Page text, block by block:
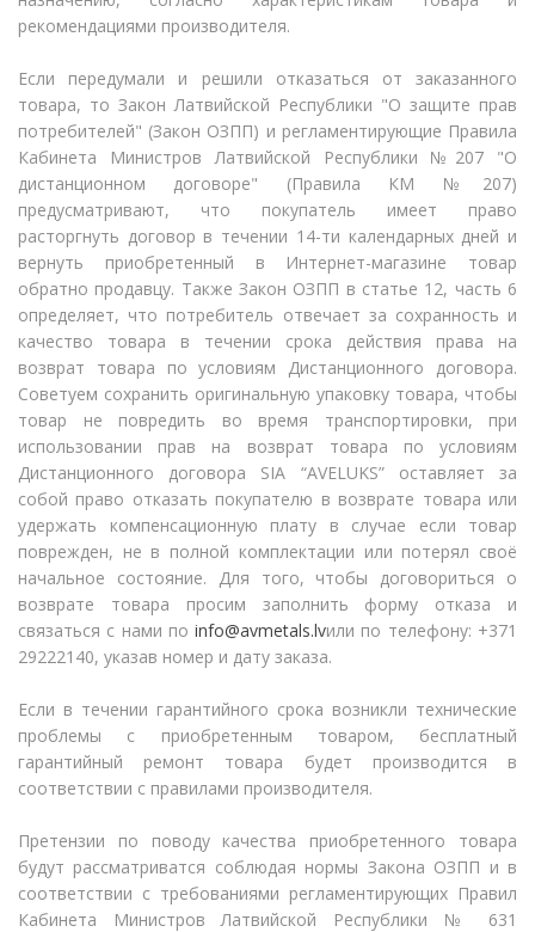
рекомендациями производителя.
Если передумали и решили отказаться от заказанного
товара, то Закон Латвийской Республики "О защите прав
потребителей" (Закон ОЗПП) и регламентирующие Правила
Кабинета Министров Латвийской Республики №207 "О
дистанционном договоре" (Правила КМ №207)
предусматривают, что покупатель имеет право
расторгнуть договор в течении 14-ти календарных дней и
вернуть приобретенный в Интернет-магазине товар
обратно продавцу. Также Закон ОЗПП в статье 12, часть 6
определяет, что потребитель отвечает за сохранность и
качество товара в течении срока действия права на
возврат товара по условиям Дистанционного договора.
Советуем сохранить оригинальную упаковку товара, чтобы
товар не повредить во время транспортировки, при
использовании прав на возврат товара по условиям
Дистанционного договора SIA “AVELUKS” оставляет за
собой право отказать покупателю в возврате товара или
удержать компенсационную плату в случае если товар
поврежден, не в полной комплектации или потерял своё
начальное состояние. Для того, чтобы договориться о
возврате товара просим заполнить форму отказа и
связаться с нами поinfo@avmetals.lvили по телефону: +371
29222140, указав номер и дату заказа.
Если в течении гарантийного срока возникли технические
проблемы с приобретенным товаром, бесплатный
гарантийный ремонт товара будет производится в
соответствии с правилами производителя.
Претензии по поводу качества приобретенного товара
будут рассматриватся соблюдая нормы Закона ОЗПП и в
соответствии с требованиями регламентирующих Правил
Кабинета Министров Латвийской Республики № 631